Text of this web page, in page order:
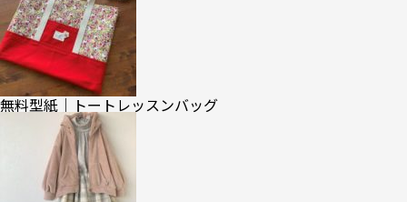
無料型紙｜トートレッスンバッグ